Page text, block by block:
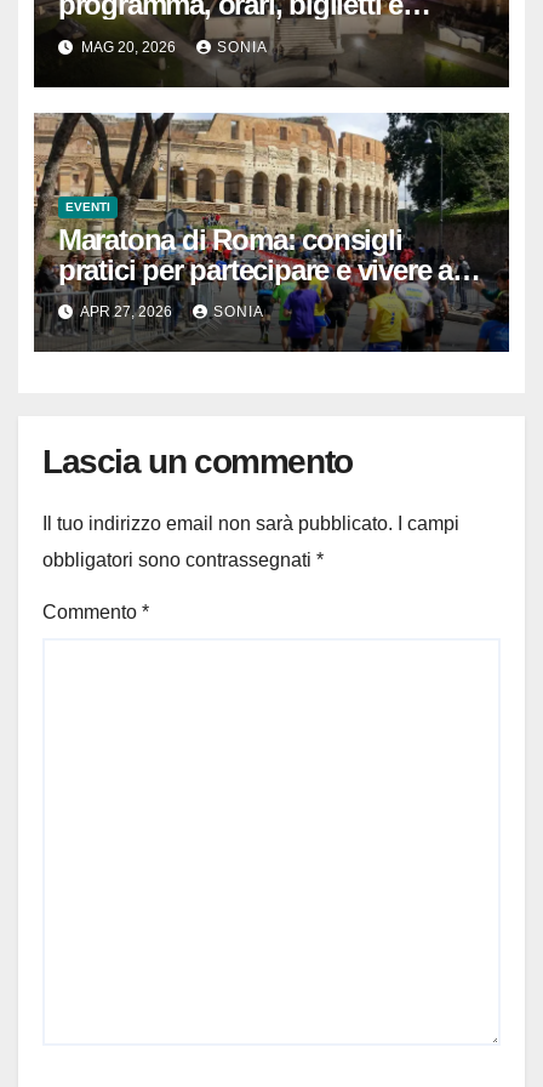
musei aperti
MAG 20, 2026 SONIA
EVENTI
Maratona di Roma: consigli
pratici per partecipare e vivere al
meglio la corsa nella Città Eterna
APR 27, 2026 SONIA
Lascia un commento
Il tuo indirizzo email non sarà pubblicato.
I campi
obbligatori sono contrassegnati *
Commento *